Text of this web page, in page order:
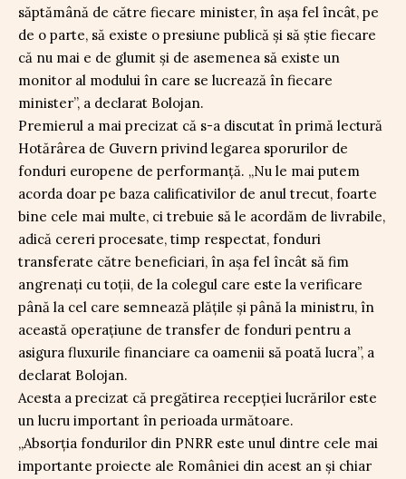
săptămână de către fiecare minister, în așa fel încât, pe
de o parte, să existe o presiune publică și să știe fiecare
că nu mai e de glumit și de asemenea să existe un
monitor al modului în care se lucrează în fiecare
minister”, a declarat Bolojan.
Premierul a mai precizat că s-a discutat în primă lectură
Hotărârea de Guvern privind legarea sporurilor de
fonduri europene de performanță. „Nu le mai putem
acorda doar pe baza calificativilor de anul trecut, foarte
bine cele mai multe, ci trebuie să le acordăm de livrabile,
adică cereri procesate, timp respectat, fonduri
transferate către beneficiari, în așa fel încât să fim
angrenați cu toții, de la colegul care este la verificare
până la cel care semnează plățile și până la ministru, în
această operațiune de transfer de fonduri pentru a
asigura fluxurile financiare ca oamenii să poată lucra”, a
declarat Bolojan.
Acesta a precizat că pregătirea recepției lucrărilor este
un lucru important în perioada următoare.
„Absorția fondurilor din PNRR este unul dintre cele mai
importante proiecte ale României din acest an și chiar